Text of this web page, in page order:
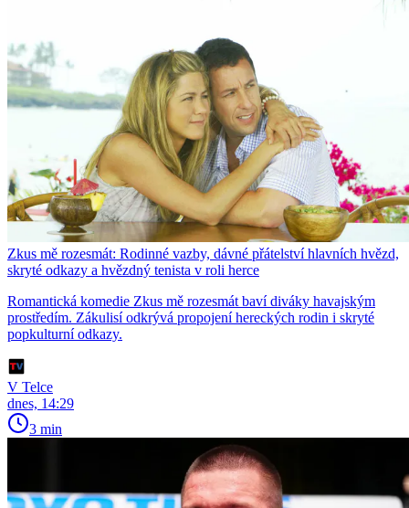
Zkus mě rozesmát: Rodinné vazby, dávné přátelství hlavních hvězd,
skryté odkazy a hvězdný tenista v roli herce
Romantická komedie Zkus mě rozesmát baví diváky havajským
prostředím. Zákulisí odkrývá propojení hereckých rodin i skryté
popkulturní odkazy.
V Telce
dnes, 14:29
3 min